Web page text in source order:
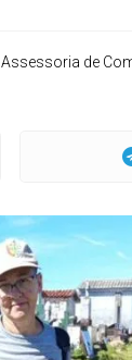
Assessoria de